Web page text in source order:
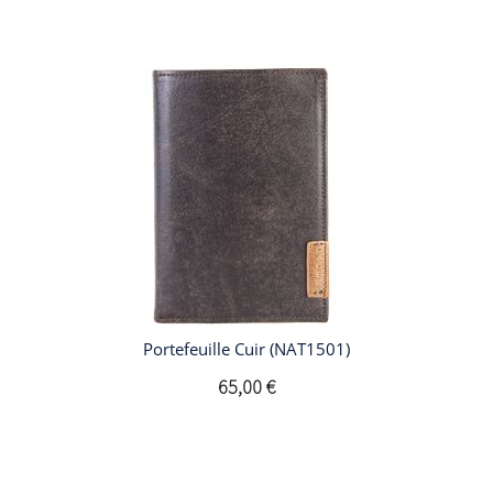
Portefeuille Cuir (NAT1501)
65,00 €